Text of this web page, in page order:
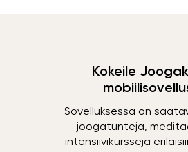
Kokeile
Sovelluksessa on
joogatunteja,
intensiivikursseja